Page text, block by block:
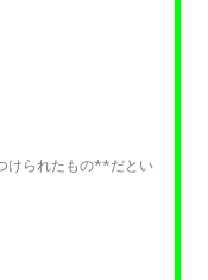
けられたもの**だとい